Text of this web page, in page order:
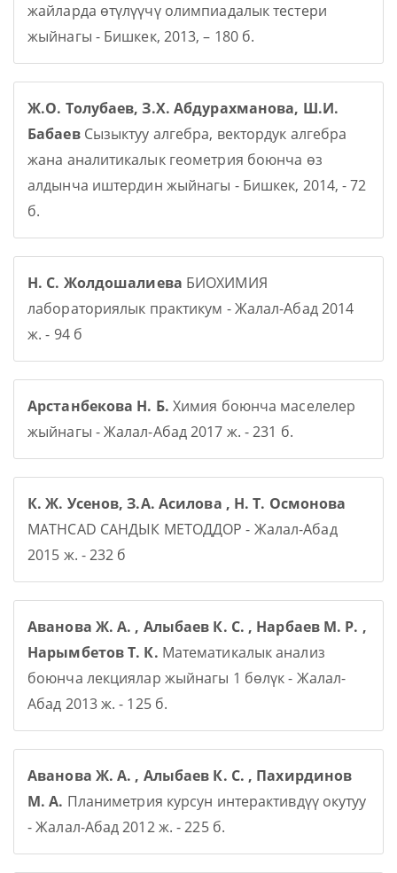
жайларда өтүлүүчү олимпиадалык тестери
жыйнагы - Бишкек, 2013, – 180 б.
Ж.О. Толубаев, З.Х. Абдурахманова, Ш.И.
БабаевСызыктуу алгебра, вектордук алгебра
жана аналитикалык геометрия боюнча өз
алдынча иштердин жыйнагы - Бишкек, 2014, - 72
б.
Н. С. Жолдошалиева БИОХИМИЯ
лабораториялык практикум - Жалал-Абад 2014
ж. - 94 б
Арстанбекова Н. Б. Химия боюнча маселелер
жыйнагы - Жалал-Абад 2017 ж. - 231 б.
К. Ж. Усенов, З.А. Асилова , Н. Т. Осмонова
MATHCAD САНДЫК МЕТОДДОР - Жалал-Абад
2015 ж. - 232 б
Аванова Ж. А. , Алыбаев К. С. , Нарбаев М. Р. ,
Нарымбетов Т. К. Математикалык анализ
боюнча лекциялар жыйнагы 1 бөлүк - Жалал-
Абад 2013 ж. - 125 б.
Аванова Ж. А. , Алыбаев К. С. , Пахирдинов
М. А. Планиметрия курсун интерактивдүү окутуу
- Жалал-Абад 2012 ж. - 225 б.